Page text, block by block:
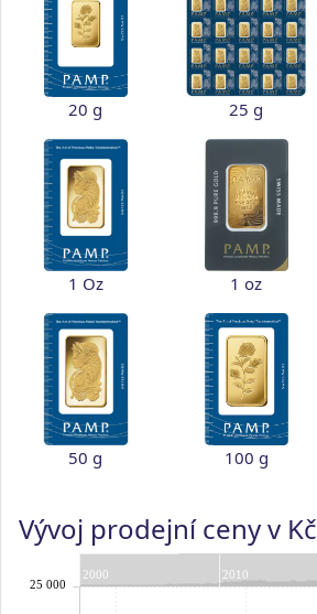
20 g 25 g
1 Oz 1 oz
50 g 100 g
Vývoj prodejní ceny v Kč